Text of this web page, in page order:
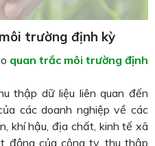
trường định kỳ
quan trắc môi trường định
thập dữ liệu liên quan đến
các doanh nghiệp về các
khí hậu, địa chất, kinh tế xã
động của công ty, thu thập